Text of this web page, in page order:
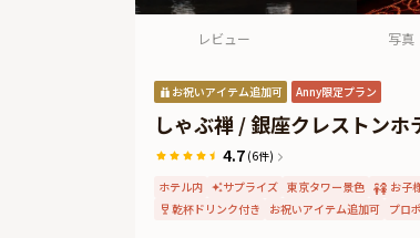
レビュー 写真
お祝いアイテム追加可 Anny限定プラン
しゃぶ禅 / 銀座クレストンホ
4.7 (6件)
ホテル内 サプライズ 東京タワー景色 お子
乾杯ドリンク付き
お祝いアイテム追加可 プロ